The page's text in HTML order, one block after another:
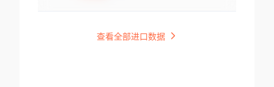
查看全部进口数据